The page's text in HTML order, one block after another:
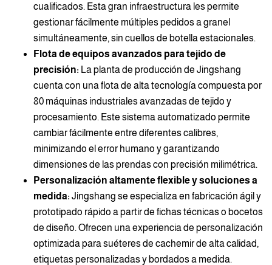
cualificados. Esta gran infraestructura les permite
gestionar fácilmente múltiples pedidos a granel
simultáneamente, sin cuellos de botella estacionales.
Flota de equipos avanzados para tejido de
precisión: La planta de producción de Jingshang
cuenta con una flota de alta tecnología compuesta por
80 máquinas industriales avanzadas de tejido y
procesamiento. Este sistema automatizado permite
cambiar fácilmente entre diferentes calibres,
minimizando el error humano y garantizando
dimensiones de las prendas con precisión milimétrica.
Personalización altamente flexible y soluciones a
medida: Jingshang se especializa en fabricación ágil y
prototipado rápido a partir de fichas técnicas o bocetos
de diseño. Ofrecen una experiencia de personalización
optimizada para suéteres de cachemir de alta calidad,
etiquetas personalizadas y bordados a medida.